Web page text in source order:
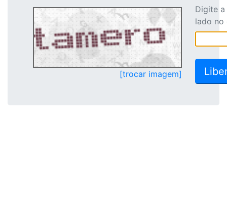
[trocar imagem]
Digite
lado no